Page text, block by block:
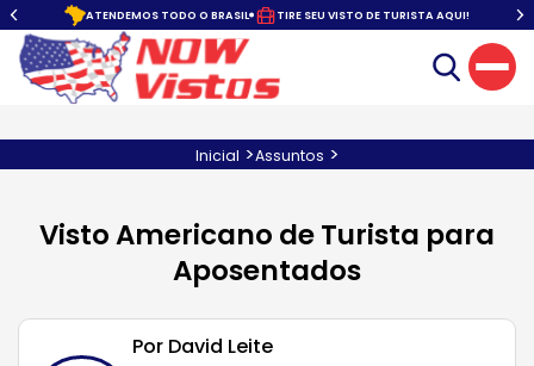
SEG À SEX. DAS 10:00 ÀS 22:00 ATENDIMENTO COM HORA MARCADA
Inicial >Assuntos >
Visto Americano de Turista para
Aposentados
Por David Leite